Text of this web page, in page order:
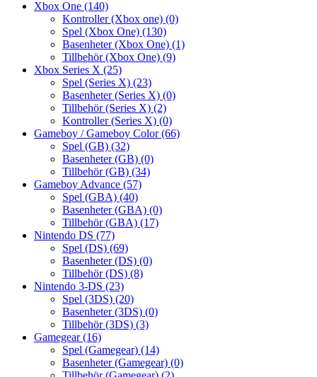
Xbox One (140)
Kontroller (Xbox one) (0)
Spel (Xbox One) (130)
Basenheter (Xbox One) (1)
Tillbehör (Xbox One) (9)
Xbox Series X (25)
Spel (Series X) (23)
Basenheter (Series X) (0)
Tillbehör (Series X) (2)
Kontroller (Series X) (0)
Gameboy / Gameboy Color(66)
Spel (GB) (32)
Basenheter (GB) (0)
Tillbehör (GB) (34)
Gameboy Advance (57)
Spel (GBA) (40)
Basenheter (GBA) (0)
Tillbehör (GBA) (17)
Nintendo DS (77)
Spel (DS) (69)
Basenheter (DS) (0)
Tillbehör (DS) (8)
Nintendo 3-DS (23)
Spel (3DS) (20)
Basenheter (3DS) (0)
Tillbehör (3DS) (3)
Gamegear(16)
Spel (Gamegear) (14)
Basenheter (Gamegear) (0)